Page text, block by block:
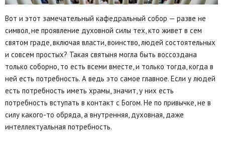
Вот и этот замечательный кафедральный собор — разве не
символ, не проявление духовной силы тех, кто живет в сем
святом граде, включая власти, воинство, людей состоятельных
и совсем простых? Такая святыня могла быть воссоздана
только соборно, то есть всеми вместе, и только тогда, когда в
ней есть потребность. А ведь это самое главное. Если у людей
есть потребность иметь храмы, значит, у них есть
потребность вступать в контакт с Богом. Не по привычке, не в
силу какого-то обряда, а внутренняя, духовная, даже
интеллектуальная потребность.